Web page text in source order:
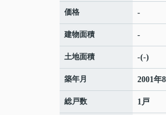
価格 -
建物面積 -
土地面積 -(-)
築年月 2001年
総戸数 1戸